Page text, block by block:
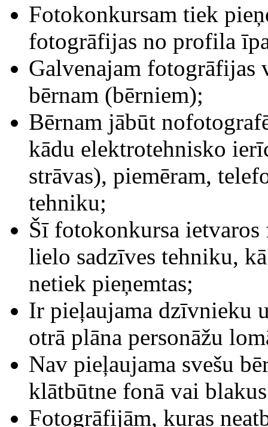
Fotokonkursam tiek
fotogrāfijas no profila
Galvenajam fotogrāfijas
bērnam (bērniem);
Bērnam jābūt
kādu elektrotehnisko
strāvas), piemēram,
tehniku;
Šī fotokonkursa
lielo sadzīves tehniku,
netiek pieņemtas;
Ir pieļaujama dzīvnieku
otrā plāna personāžu
Nav pieļaujama svešu
klātbūtne fonā vai
Fotogrāfijām, kuras